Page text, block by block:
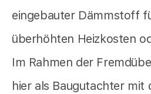
eingebauter Dämmstoff
überhöhten Heizkosten
Im Rahmen der
hier als Baugutachter mit